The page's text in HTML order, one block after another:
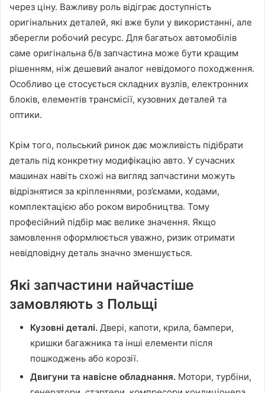
через ціну. Важливу роль відіграє доступність
оригінальних деталей, які вже були у використанні, але
зберегли робочий ресурс. Для багатьох автомобілів
саме оригінальна б/в запчастина може бути кращим
рішенням, ніж дешевий аналог невідомого походження.
Особливо це стосується складних вузлів, електронних
блоків, елементів трансмісії, кузовних деталей та
оптики.
Крім того, польський ринок дає можливість підібрати
деталь під конкретну модифікацію авто. У сучасних
машинах навіть схожі на вигляд запчастини можуть
відрізнятися за кріпленнями, роз’ємами, кодами,
комплектацією або роком виробництва. Тому
професійний підбір має велике значення. Якщо
замовлення оформлюється уважно, ризик отримати
невідповідну деталь значно зменшується.
Які запчастини найчастіше
замовляють з Польщі
Кузовні деталі. Двері, капоти, крила, бампери,
кришки багажника та інші елементи після
пошкоджень або корозії.
Двигуни та навісне обладнання. Мотори, турбіни,